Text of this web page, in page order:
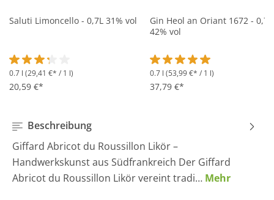
Saluti Limoncello - 0,7L 31% vol
Durchschnittliche Bewertung von 3.2 von 5 Sternen
0.7 l (29,41 €* / 1 l)
20,59 €*
Gin Heol an Oriant 1672 - 0,7L
42% vol
Durchschnittliche
0.7 l (53,99 €* / 1 l)
37,79 €*
Beschreibung
Giffard Abricot du Roussillon Likör –
Handwerkskunst aus Südfrankreich Der Giffard
Abricot du Roussillon Likör vereint tradi… Mehr